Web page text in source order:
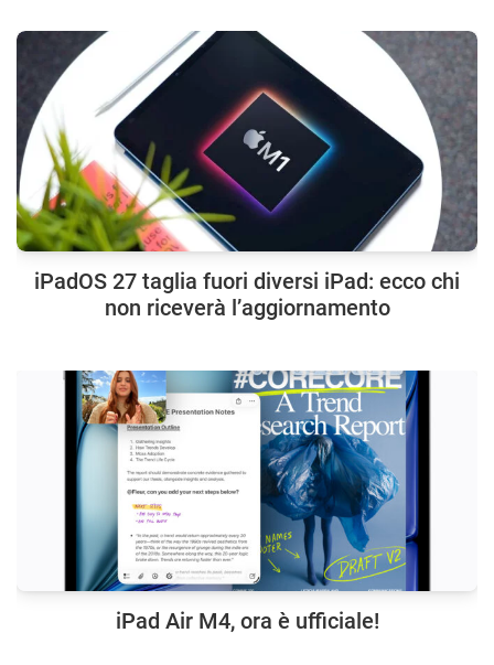
iPadOS 27 taglia fuori diversi iPad: ecco chi
non riceverà l’aggiornamento
iPad Air M4, ora è ufficiale!